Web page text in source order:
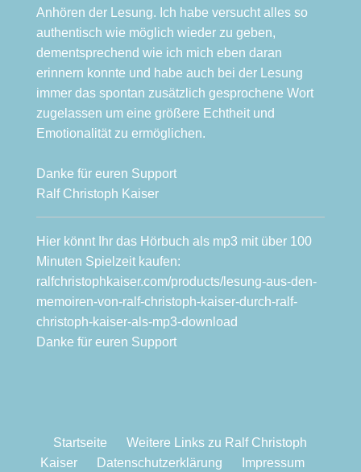
Anhören der Lesung. Ich habe versucht alles so
authentisch wie möglich wieder zu geben,
dementsprechend wie ich mich eben daran
erinnern konnte und habe auch bei der Lesung
immer das spontan zusätzlich gesprochene Wort
zugelassen um eine größere Echtheit und
Emotionalität zu ermöglichen.
Danke für euren Support
Ralf Christoph Kaiser
Hier könnt Ihr das Hörbuch als mp3 mit über 100
Minuten Spielzeit kaufen:
ralfchristophkaiser.com/products/lesung-aus-den-
memoiren-von-ralf-christoph-kaiser-durch-ralf-
christoph-kaiser-als-mp3-download
Danke für euren Support
Startseite
Weitere Links zu Ralf Christoph
Kaiser
Datenschutzerklärung Impressum